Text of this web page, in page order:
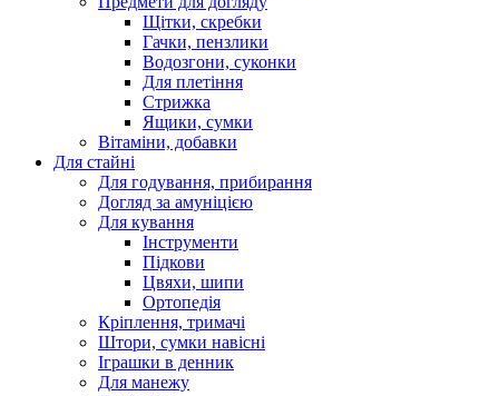
Щітки, скребки
Гачки, пензлики
Водозгони, суконки
Для плетіння
Стрижка
Ящики, сумки
Вітаміни, добавки
Для стайні
Для годування, прибирання
Догляд за амуніцією
Для кування
Інструменти
Підкови
Цвяхи, шипи
Ортопедія
Кріплення, тримачі
Штори, сумки навісні
Іграшки в денник
Для манежу